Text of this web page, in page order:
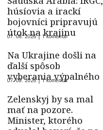
húsíovia a irackí
bojovníci pripravujú
útok na krajinu
07. 08. 2026 | 1 komentár
Na Ukrajine došli na
ďalší spôsob
vyberania výpalného
07. 08. 2026 |1 komentár
Zelenskyj by sa mal
mať na pozore.
Minister, ktorého